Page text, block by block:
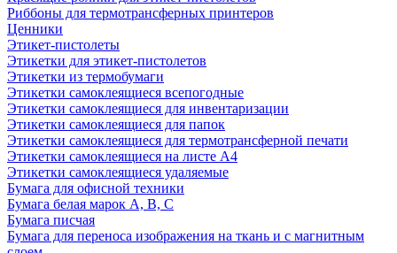
Риббоны для термотрансферных принтеров
Ценники
Этикет-пистолеты
Этикетки для этикет-пистолетов
Этикетки из термобумаги
Этикетки самоклеящиеся всепогодные
Этикетки самоклеящиеся для инвентаризации
Этикетки самоклеящиеся для папок
Этикетки самоклеящиеся для термотрансферной печати
Этикетки самоклеящиеся на листе А4
Этикетки самоклеящиеся удаляемые
Бумага для офисной техники
Бумага белая марок А, В, С
Бумага писчая
Бумага для переноса изображения на ткань и с магнитным